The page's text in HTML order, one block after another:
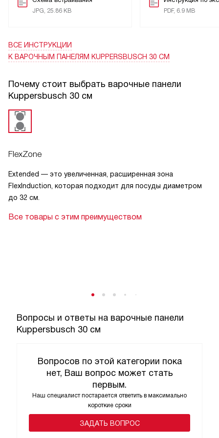
украшением моей кухни и значительно упростила процесс
приготовления пищи.
JPG, 25.86 KB PDF, 6.9 MB
ВСЕ ИНСТРУКЦИИ
К ВАРОЧНЫМ ПАНЕЛЯМ KUPPERSBUSCH 30 СМ
Почему стоит выбрать варочные панели
Kuppersbusch 30 см
FlexZone
Extended — это увеличенная, расширенная зона
FlexInduction, которая подходит для посуды диаметром
до 32 см.
Все товары с этим преимуществом
Вопросы и ответы на варочные панели
Kuppersbusch 30 см
Вопросов по этой категории пока
нет, Ваш вопрос может стать
первым.
Наш специалист постарается ответить в максимально
короткие сроки
ЗАДАТЬ ВОПРОС